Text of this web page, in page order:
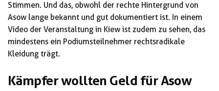
Stimmen. Und das, obwohl der rechte Hintergrund von
Asow lange bekannt und gut dokumentiert ist. In einem
Video der Veranstaltung in Kiew ist zudem zu sehen, das
mindestens ein Podiumsteilnehmer rechtsradikale
Kleidung trägt.
Kämpfer wollten Geld für Asow